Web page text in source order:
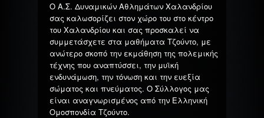
Ο Α.Σ. Δυναμικών Αθλημάτων Χαλανδρίου
σας καλωσορίζει στον χώρο του στο κέντρο
του Χαλανδρίου και σας προσκαλεί να
συμμετάσχετε στα μαθήματα Τζούντο, με
ανώτερο σκοπό την εκμάθηση της πολεμικής
τέχνης που αναπτύσσει, την μυϊκή
ενδυνάμωση, την τόνωση και την ευεξία
σώματος και πνεύματος. Ο Σύλλογος μας
είναι αναγνωρισμένος από την Ελληνική
Ομοσπονδία Τζούντο.